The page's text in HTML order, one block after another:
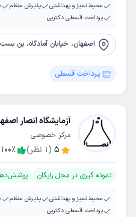
محیط تمیز و بهداشتی پذیرش منظم
پرداخت قسطی دکترپی
پرداخت قسطی
آزمایشگاه انصار
مرکز خصوصی
5
(
1 نظر) 100٪
نمونه گیری در محل رایگان
محیط تمیز و بهداشتی پذیرش منظم
پرداخت قسطی دکترپی